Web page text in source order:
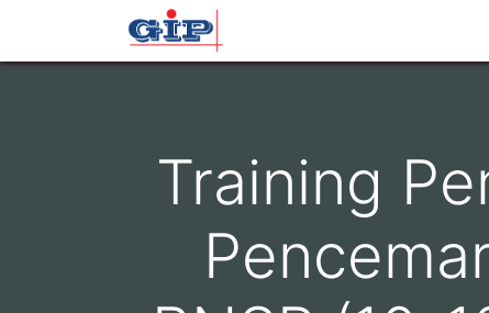
Training